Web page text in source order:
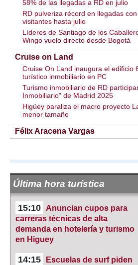
58% de las llegadas a RD en julio
RD pulveriza récord en llegadas
visitantes hasta julio
Líderes de Santiago de los
Wingo vuelo directo desde Bogotá
Cruise on Land
Cruise On Land inaugura el edificio
turístico inmobiliario en PC
Turismo inmobiliario de RD
Inmobiliario” de Madrid 2025
Higüey paraliza el macro proyecto
menor tamaño
Félix Aracena Vargas
Última hora turística
15:10
Anuncian cupos para
carreras técnicas de alta
demanda en hotelería y turismo
en Higuey
14:15
Escuelas de surf piden